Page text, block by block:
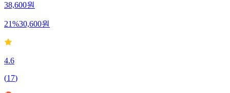
38,600원
21%30,600원
4.6
(17)